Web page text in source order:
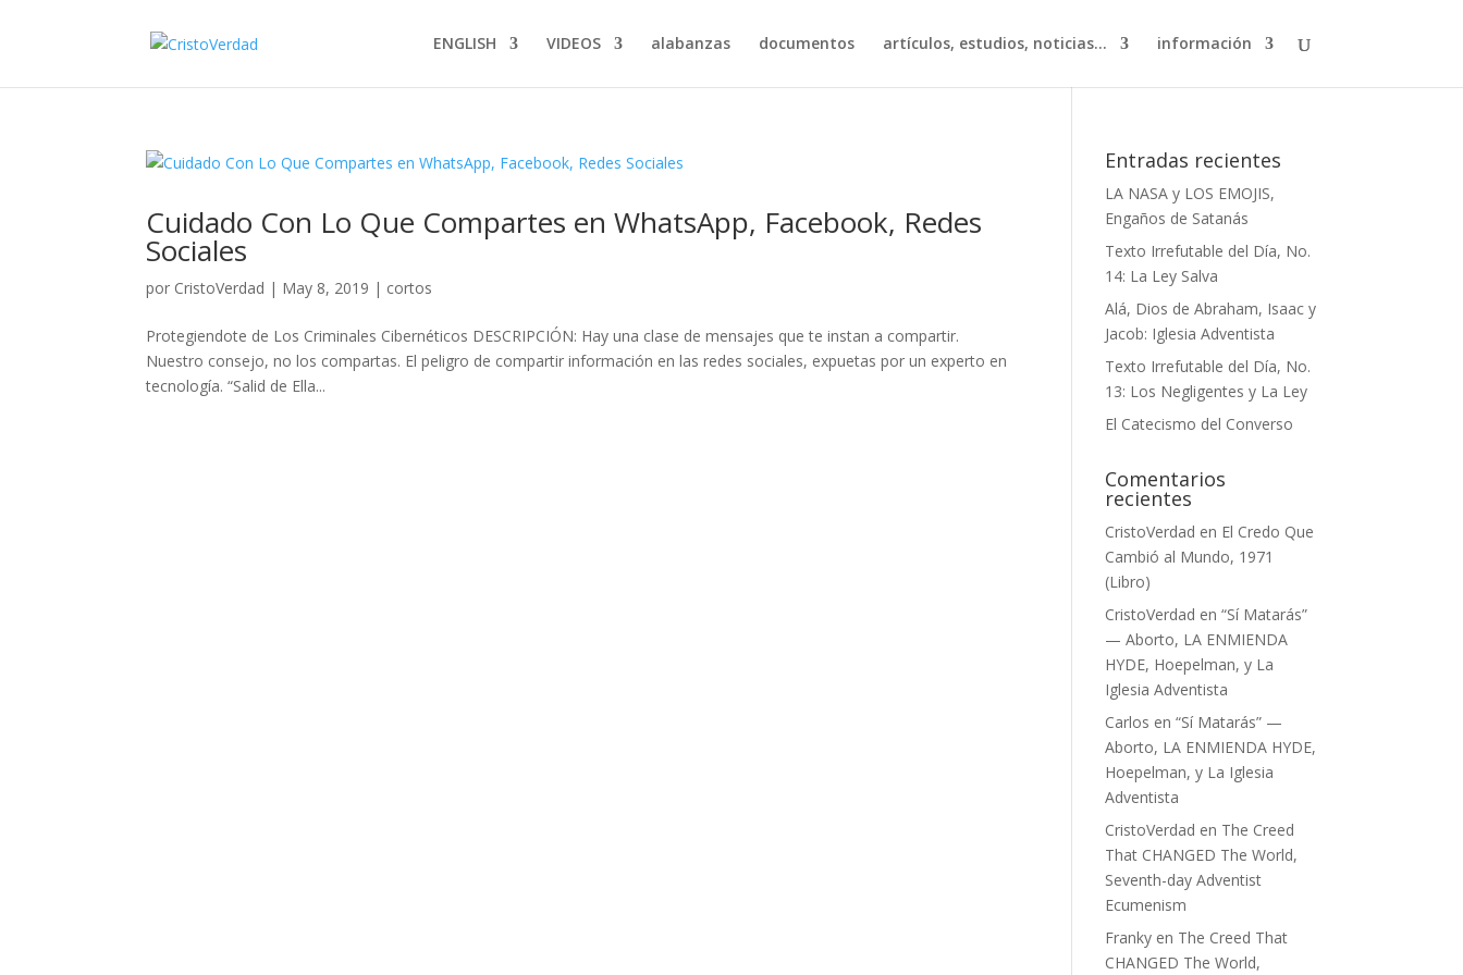
ENGLISH VIDEOS alabanzas documentos artículos, estudios, noticias… información
Cuidado Con Lo Que Compartes en WhatsApp, Facebook, Redes
Sociales
por CristoVerdad | May 8, 2019 | cortos
Protegiendote de Los Criminales Cibernéticos DESCRIPCIÓN: Hay una clase de mensajes que te instan a compartir.
Nuestro consejo, no los compartas. El peligro de compartir información en las redes sociales, expuetas por un experto en
tecnología. “Salid de Ella...
Entradas recientes
LA NASA y LOS EMOJIS,
Engaños de Satanás
Texto Irrefutable del Día, No.
14: La Ley Salva
Alá, Dios de Abraham, Isaac y
Jacob: Iglesia Adventista
Texto Irrefutable del Día, No.
13: Los Negligentes y La Ley
El Catecismo del Converso
Comentarios
recientes
CristoVerdad en El Credo Que
Cambió al Mundo, 1971
(Libro)
CristoVerdad en“Sí Matarás”
— Aborto, LA ENMIENDA
HYDE, Hoepelman, y La
Iglesia Adventista
Carlos en“Sí Matarás” —
Aborto, LA ENMIENDA HYDE,
Hoepelman, y La Iglesia
Adventista
CristoVerdad en The Creed
That CHANGED The World,
Seventh-day Adventist
Ecumenism
Franky en The Creed That
CHANGED The World,